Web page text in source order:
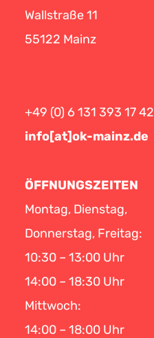
Wallstraße 11
55122 Mainz
+49 (0) 6 131 393 17 42
info[at]ok-mainz.de
ÖFFNUNGSZEITEN
Montag, Dienstag,
Donnerstag, Freitag:
10:30 – 13:00 Uhr
14:00 – 18:30 Uhr
Mittwoch:
14:00 – 18:00 Uhr